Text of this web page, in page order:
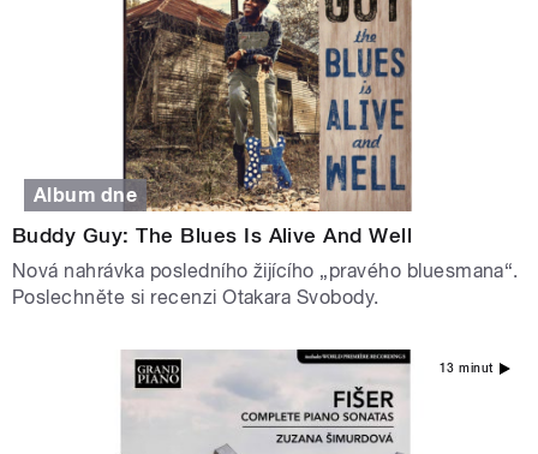
Album dne
Buddy Guy: The Blues Is Alive And Well
Nová nahrávka posledního žijícího „pravého bluesmana“.
Poslechněte si recenzi Otakara Svobody.
13 minut